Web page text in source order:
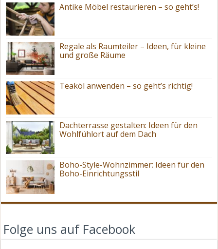
Antike Möbel restaurieren – so geht’s!
Regale als Raumteiler – Ideen, für kleine
und große Räume
Teaköl anwenden – so geht’s richtig!
Dachterrasse gestalten: Ideen für den
Wohlfühlort auf dem Dach
Boho-Style-Wohnzimmer: Ideen für den
Boho-Einrichtungsstil
Folge uns auf Facebook